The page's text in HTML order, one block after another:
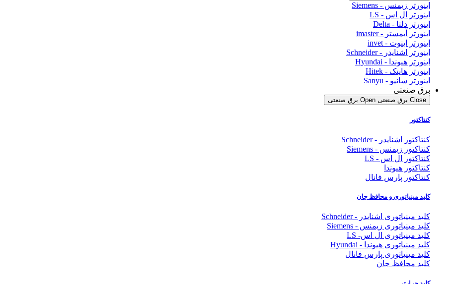
اینورتر زیمنس - Siemens
اینورتر ال اس - LS
اینورتر دلتا - Delta
اینورتر آیمستر - imaster
اینورتر اینوت - invet
اینورتر اشنایدر - Schneider
اینورتر هیوندا - Hyundai
اینورتر هایتک - Hitek
اینورتر سانیو - Sanyu
برق صنعتی
Close برق صنعتی Open برق صنعتی
کنتاکتور
کنتاکتور اشنایدر - Schneider
کنتاکتور زیمنس - Siemens
کنتاکتور ال اس - LS
کنتاکتور هیوندا
کنتاکتور پارس فانال
کلید مینیاتوری و محافظ جان
کلید مینیاتوری اشنایدر - Schneider
کلید مینیاتوری زیمنس - Siemens
کلید مینیاتوری ال اس- LS
کلید مینیاتوری هیوندا - Hyundai
کلید مینیاتوری پارس فانال
کلید محافظ جان